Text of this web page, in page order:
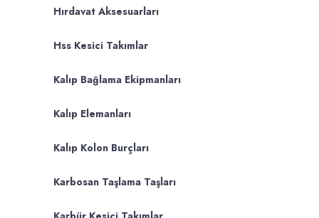
Hırdavat Aksesuarları
Hss Kesici Takımlar
Kalıp Bağlama Ekipmanları
Kalıp Elemanları
Kalıp Kolon Burçları
Karbosan Taşlama Taşları